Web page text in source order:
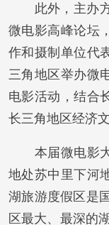
此外，主办方
微电影高峰论坛
作和摄制单位代
三角地区举办微
电影活动，结合
长三角地区经济
本届微电影大
地处苏中里下河
湖旅游度假区是
区最大、最深的